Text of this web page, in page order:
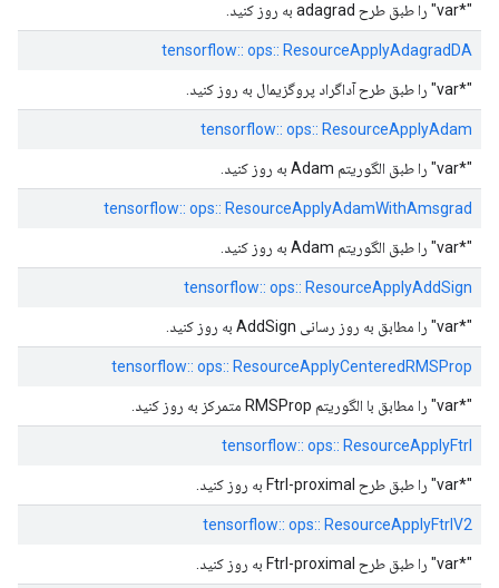
"*var" را طبق طرح adagrad به روز کنید.
tensorflow:: ops:: ResourceApplyAdagradDA
"*var" را طبق طرح آداگراد پروگزیمال به روز کنید.
tensorflow:: ops:: ResourceApplyAdam
"*var" را طبق الگوریتم Adam به روز کنید.
tensorflow:: ops:: ResourceApplyAdamWithAmsgrad
"*var" را طبق الگوریتم Adam به روز کنید.
tensorflow:: ops:: ResourceApplyAddSign
"*var" را مطابق به روز رسانی AddSign به روز کنید.
tensorflow:: ops:: ResourceApplyCenteredRMSProp
"*var" را مطابق با الگوریتم RMSProp متمرکز به روز کنید.
tensorflow:: ops:: ResourceApplyFtrl
"*var" را طبق طرح Ftrl-proximal به روز کنید.
tensorflow:: ops:: ResourceApplyFtrlV2
"*var" را طبق طرح Ftrl-proximal به روز کنید.